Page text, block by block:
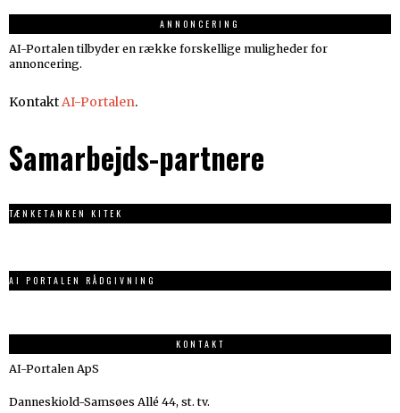
ANNONCERING
AI-Portalen tilbyder en række forskellige muligheder for
annoncering.
KontaktAI-Portalen.
Samarbejds-partnere
TÆNKETANKEN KITEK
AI PORTALEN RÅDGIVNING
KONTAKT
AI-Portalen ApS
Danneskiold-Samsøes Allé 44, st. tv.